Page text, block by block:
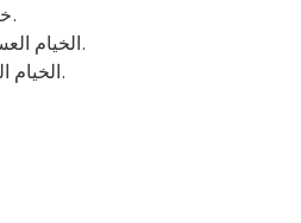
2. خيام الطوارئ: خيام طبية، خيام إغاثة.
3. الخيام العسكرية: الخيام الميدانية، خيام القيادة.
4. الخيام الترفيهية: خيام اللعب، خيام الشاطئ.